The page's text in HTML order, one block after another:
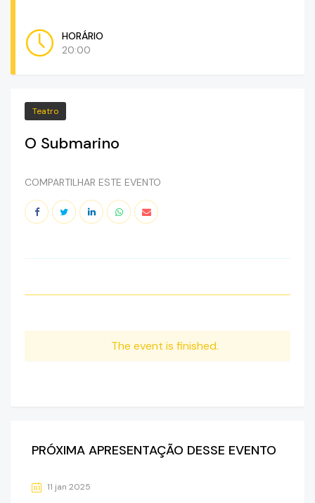
HORÁRIO
20:00
Teatro
O Submarino
COMPARTILHAR ESTE EVENTO
The event is finished.
PRÓXIMA APRESENTAÇÃO DESSE EVENTO
11 jan 2025